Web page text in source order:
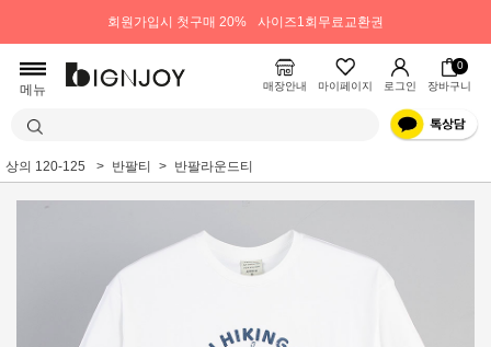
회원가입시 첫구매 20% 사이즈1회무료교환권
메뉴 매장안내 마이페이지 로그인
0
장바구니
상의 120-125 반팔티 반팔라운드티